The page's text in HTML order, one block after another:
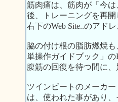
筋肉痛は、筋肉が「今
後、トレーニングを再開
右下のWeb Site..のアド
脇の付け根の脂肪燃焼
単操作ガイドブック」の
腹筋の回復を待つ間に
ツインビートのメーカ
は、使われた事があり